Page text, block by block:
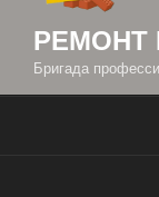
РЕМОНТ
Бригада